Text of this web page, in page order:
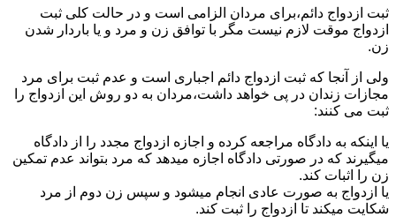
ثبت ازدواج دائم،برای مردان الزامی است و در حالت کلی ثبت
ازدواج موقت لازم نیست مگر با توافق زن و مرد و یا باردار شدن
زن.
ولی از آنجا که ثبت ازدواج دائم اجباری است و عدم ثبت برای مرد
مجازات زندان در پی خواهد داشت،مردان به دو روش این ازدواج را
ثبت می کنند:
یا اینکه به دادگاه مراجعه کرده و اجازه ازدواج مجدد را از دادگاه
میگیرند که در صورتی دادگاه اجازه میدهد که مرد بتواند عدم تمکین
زن را اثبات کند.
یا ازدواج به صورت عادی انجام میشود و سپس زن دوم از مرد
شکایت میکند تا ازدواج را ثبت کند.